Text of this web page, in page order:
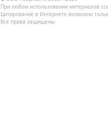
При любом использовании материалов
Цитирование в Интернете возможно
Все права защищены.